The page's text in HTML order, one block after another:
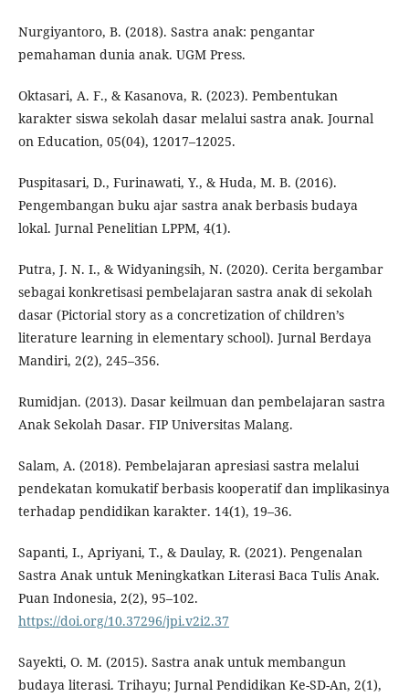
Nurgiyantoro, B. (2018). Sastra anak: pengantar
pemahaman dunia anak. UGM Press.
Oktasari, A. F., & Kasanova, R. (2023). Pembentukan
karakter siswa sekolah dasar melalui sastra anak. Journal
on Education, 05(04), 12017–12025.
Puspitasari, D., Furinawati, Y., & Huda, M. B. (2016).
Pengembangan buku ajar sastra anak berbasis budaya
lokal. Jurnal Penelitian LPPM, 4(1).
Putra, J. N. I., & Widyaningsih, N. (2020). Cerita bergambar
sebagai konkretisasi pembelajaran sastra anak di sekolah
dasar (Pictorial story as a concretization of children’s
literature learning in elementary school). Jurnal Berdaya
Mandiri, 2(2), 245–356.
Rumidjan. (2013). Dasar keilmuan dan pembelajaran sastra
Anak Sekolah Dasar. FIP Universitas Malang.
Salam, A. (2018). Pembelajaran apresiasi sastra melalui
pendekatan komukatif berbasis kooperatif dan implikasinya
terhadap pendidikan karakter. 14(1), 19–36.
Sapanti, I., Apriyani, T., & Daulay, R. (2021). Pengenalan
Sastra Anak untuk Meningkatkan Literasi Baca Tulis Anak.
Puan Indonesia, 2(2), 95–102.
https://doi.org/10.37296/jpi.v2i2.37
Sayekti, O. M. (2015). Sastra anak untuk membangun
budaya literasi. Trihayu; Jurnal Pendidikan Ke-SD-An, 2(1),